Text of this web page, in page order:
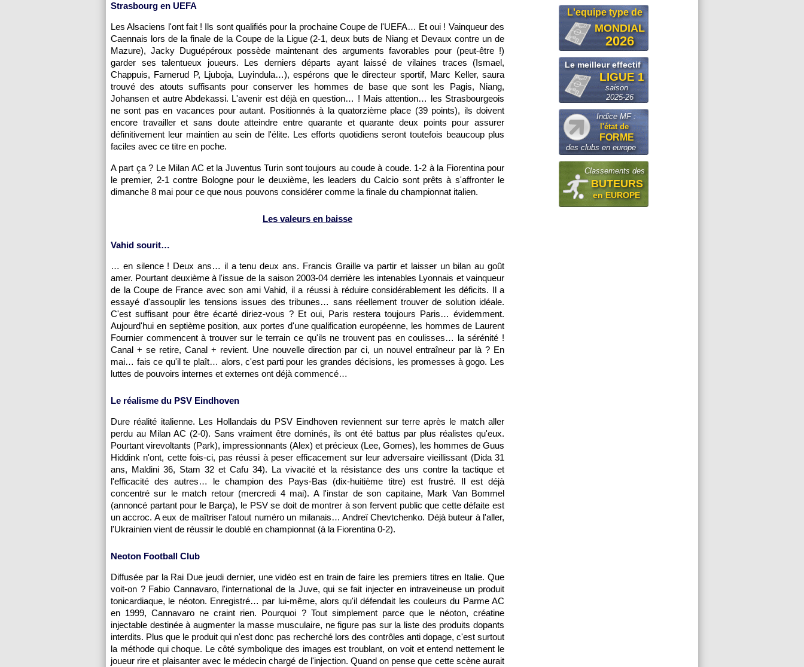
Strasbourg en UEFA
Les Alsaciens l'ont fait ! Ils sont qualifiés pour la prochaine Coupe de l'UEFA… Et oui ! Vainqueur des
Caennais lors de la finale de la Coupe de la Ligue (2-1, deux buts de Niang et Devaux contre un de
Mazure), Jacky Duguépéroux possède maintenant des arguments favorables pour (peut-être !)
garder ses talentueux joueurs. Les derniers départs ayant laissé de vilaines traces (Ismael,
Chappuis, Farnerud P, Ljuboja, Luyindula…), espérons que le directeur sportif, Marc Keller, saura
trouvé des atouts suffisants pour conserver les hommes de base que sont les Pagis, Niang,
Johansen et autre Abdekassi. L'avenir est déjà en question… ! Mais attention… les Strasbourgeois
ne sont pas en vacances pour autant. Positionnés à la quatorzième place (39 points), ils doivent
encore travailler et sans doute atteindre entre quarante et quarante deux points pour assurer
définitivement leur maintien au sein de l'élite. Les efforts quotidiens seront toutefois beaucoup plus
faciles avec ce titre en poche.
A part ça ? Le Milan AC et la Juventus Turin sont toujours au coude à coude. 1-2 à la Fiorentina pour
le premier, 2-1 contre Bologne pour le deuxième, les leaders du Calcio sont prêts à s'affronter le
dimanche 8 mai pour ce que nous pouvons considérer comme la finale du championnat italien.
Les valeurs en baisse
Vahid sourit…
… en silence ! Deux ans… il a tenu deux ans. Francis Graille va partir et laisser un bilan au goût
amer. Pourtant deuxième à l'issue de la saison 2003-04 derrière les intenables Lyonnais et vainqueur
de la Coupe de France avec son ami Vahid, il a réussi à réduire considérablement les déficits. Il a
essayé d'assouplir les tensions issues des tribunes… sans réellement trouver de solution idéale.
C'est suffisant pour être écarté diriez-vous ? Et oui, Paris restera toujours Paris… évidemment.
Aujourd'hui en septième position, aux portes d'une qualification européenne, les hommes de Laurent
Fournier commencent à trouver sur le terrain ce qu'ils ne trouvent pas en coulisses… la sérénité !
Canal + se retire, Canal + revient. Une nouvelle direction par ci, un nouvel entraîneur par là ? En
mai… fais ce qu'il te plaît… alors, c'est parti pour les grandes décisions, les promesses à gogo. Les
luttes de pouvoirs internes et externes ont déjà commencé…
Le réalisme du PSV Eindhoven
Dure réalité italienne. Les Hollandais du PSV Eindhoven reviennent sur terre après le match aller
perdu au Milan AC (2-0). Sans vraiment être dominés, ils ont été battus par plus réalistes qu'eux.
Pourtant virevoltants (Park), impressionnants (Alex) et précieux (Lee, Gomes), les hommes de Guus
Hiddink n'ont, cette fois-ci, pas réussi à peser efficacement sur leur adversaire vieillissant (Dida 31
ans, Maldini 36, Stam 32 et Cafu 34). La vivacité et la résistance des uns contre la tactique et
l'efficacité des autres… le champion des Pays-Bas (dix-huitième titre) est frustré. Il est déjà
concentré sur le match retour (mercredi 4 mai). A l'instar de son capitaine, Mark Van Bommel
(annoncé partant pour le Barça), le PSV se doit de montrer à son fervent public que cette défaite est
un accroc. A eux de maîtriser l'atout numéro un milanais… Andreï Chevtchenko. Déjà buteur à l'aller,
l'Ukrainien vient de réussir le doublé en championnat (à la Fiorentina 0-2).
Neoton Football Club
Diffusée par la Rai Due jeudi dernier, une vidéo est en train de faire les premiers titres en Italie. Que
voit-on ? Fabio Cannavaro, l'international de la Juve, qui se fait injecter en intraveineuse un produit
tonicardiaque, le néoton. Enregistré… par lui-même, alors qu'il défendait les couleurs du Parme AC
en 1999, Cannavaro ne craint rien. Pourquoi ? Tout simplement parce que le néoton, créatine
injectable destinée à augmenter la masse musculaire, ne figure pas sur la liste des produits dopants
interdits. Plus que le produit qui n'est donc pas recherché lors des contrôles anti dopage, c'est surtout
la méthode qui choque. Le côté symbolique des images est troublant, on voit et entend nettement le
joueur rire et plaisanter avec le médecin chargé de l'injection. Quand on pense que cette scène aurait
L'equipe type de
MONDIAL
2026
Le meilleur effectif
LIGUE 1
saison
2025-26
Indice MF :
l'état de
FORME
des clubs en europe
Classements des
BUTEURS
en EUROPE